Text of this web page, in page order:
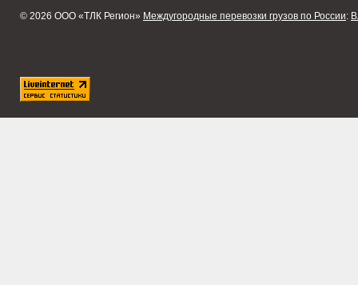
© 2026 ООО «ТЛК Регион» Междугородные перевозки грузов по России: